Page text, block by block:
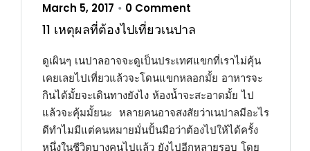
March 5, 2017 • 0 Comment
11 เหตุผลที่ต้องไปเที่ยวเนปาล
ดูเผินๆ เนปาลอาจจะดูเป็นประเทศแขกที่เราไม่คุ้น
เคยเลยไปเที่ยวแล้วจะโดนแขกหลอกมั้ย อาหารจะ
กินได้มั้ยจะเดินทางยังไง ห้องน้ำจะสะอาดมั้ย ไป
แล้วจะคุ้มมั้ยนะ หลายคนอาจสงสัยว่าเนปาลมีอะไร
ดีทำไมมีแต่คนหมายมั่นปั้นมือว่าต้องไปให้ได้ครั้ง
หนึ่งในชีวิตบางคนไปแล้ว ยังไปอีกหลายรอบ โดย